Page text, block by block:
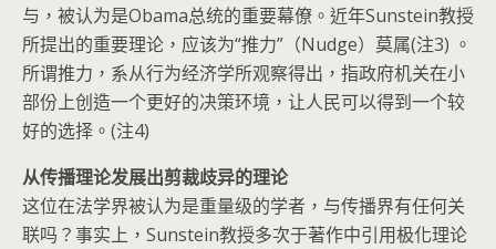
与，被认为是Obama总统的重要幕僚。近年Sunstein教授
所提出的重要理论，应该为“推力”（Nudge）莫属(注3) 。
所谓推力，系从行为经济学所观察得出，指政府机关在小
部份上创造一个更好的决策环境，让人民可以得到一个较
好的选择。(注4)
从传播理论发展出剪裁歧异的理论
这位在法学界被认为是重量级的学者，与传播界有任何关
联吗？事实上，Sunstein教授多次于著作中引用极化理论